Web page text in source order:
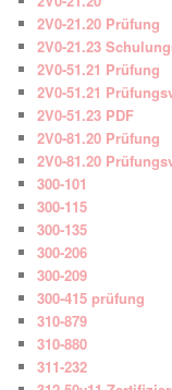
2V0-21.20 Prüfung
2V0-21.23
2V0-51.21 Prüfung
2V0-51.21
2V0-51.23 PDF
2V0-81.20 Prüfung
2V0-81.20
300-101
300-115
300-135
300-206
300-209
300-415 prüfung
310-879
310-880
311-232